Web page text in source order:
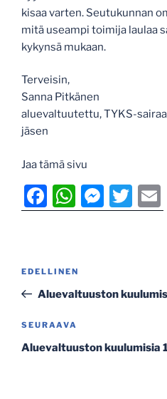
kisaa varten. Seutukunnan
mitä useampi toimija laulaa
kykynsä mukaan.
Terveisin,
Sanna Pitkänen
aluevaltuutettu, TYKS-
jäsen
Jaa tämä sivu
F
a
e
b
o
k
W
h
s
A
p
M
e
n
T
w m
Edellinen
artikkeli
EDELLINEN
Aluevaltuuston
Seuraava
artikkeli
SEURAAVA
Aluevaltuuston kuulumisia